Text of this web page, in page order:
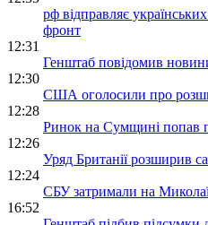
рф відправляє
фронт
12:31
Генштаб повідомив
12:30
США оголосили про
12:28
Ринок на Сумщині попав
12:26
Уряд Британії розширив
12:24
СБУ затримали на
16:52